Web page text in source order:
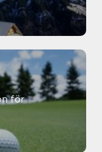
för